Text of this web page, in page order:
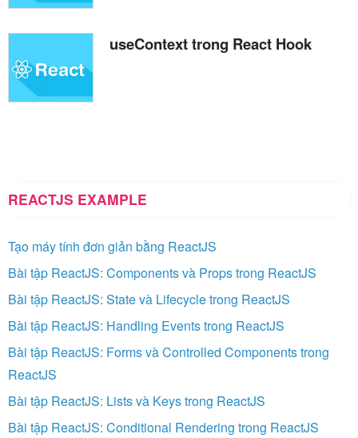
useContext trong React Hook
REACTJS EXAMPLE
Tạo máy tính đơn giản bằng ReactJS
Bài tập ReactJS: Components và Props trong ReactJS
Bài tập ReactJS: State và Lifecycle trong ReactJS
Bài tập ReactJS: Handling Events trong ReactJS
Bài tập ReactJS: Forms và Controlled Components trong
ReactJS
Bài tập ReactJS: Lists và Keys trong ReactJS
Bài tập ReactJS: Conditional Rendering trong ReactJS